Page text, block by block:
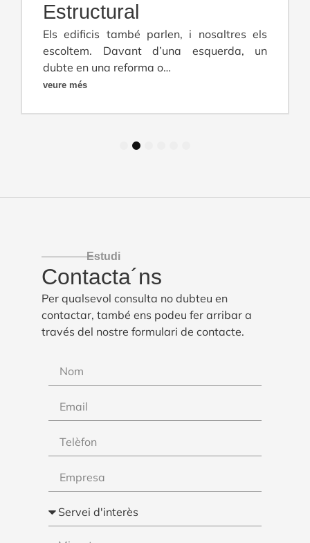
Estructural
Els edificis també parlen, i nosaltres els
escoltem. Davant d’una esquerda, un
dubte en una reforma o…
veure més
5
Estudi
Contacta´ns
Per qualsevol consulta no dubteu en
contactar, també ens podeu fer arribar a
través del nostre formulari de contacte.